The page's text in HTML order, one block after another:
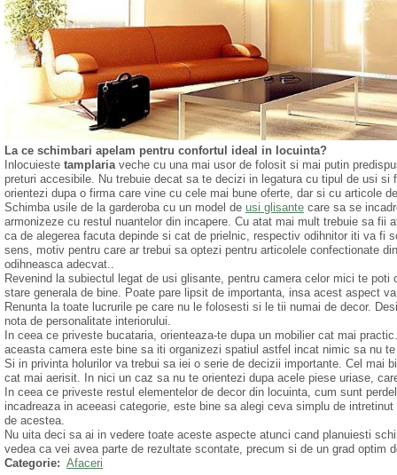
La ce schimbari apelam pentru confortul ideal in locuinta?
Inlocuieste tamplaria veche cu una mai usor de folosit si mai putin
preturi accesibile. Nu trebuie decat sa te decizi in legatura cu tipul de usi
orientezi dupa o firma care vine cu cele mai bune oferte, dar si cu articole
Schimba usile de la garderoba cu un model de usi glisante care sa se
armonizeze cu restul nuantelor din incapere. Cu atat mai mult trebuie sa fii
ca de alegerea facuta depinde si cat de prielnic, respectiv odihnitor iti va fi
sens, motiv pentru care ar trebui sa optezi pentru articolele confectionate
odihneasca adecvat..
Revenind la subiectul legat de usi glisante, pentru camera celor mici te
stare generala de bine. Poate pare lipsit de importanta, insa acest aspect
Renunta la toate lucrurile pe care nu le folosesti si le tii numai de decor.
nota de personalitate interiorului.
In ceea ce priveste bucataria, orienteaza-te dupa un mobilier cat mai
aceasta camera este bine sa iti organizezi spatiul astfel incat nimic sa nu
Si in privinta holurilor va trebui sa iei o serie de decizii importante. Cel mai
cat mai aerisit. In nici un caz sa nu te orientezi dupa acele piese uriase,
In ceea ce priveste restul elementelor de decor din locuinta, cum sunt
incadreaza in aceeasi categorie, este bine sa alegi ceva simplu de
de acestea.
Nu uita deci sa ai in vedere toate aceste aspecte atunci cand planuiesti
vedea ca vei avea parte de rezultate scontate, precum si de un grad optim
Categorie: Afaceri